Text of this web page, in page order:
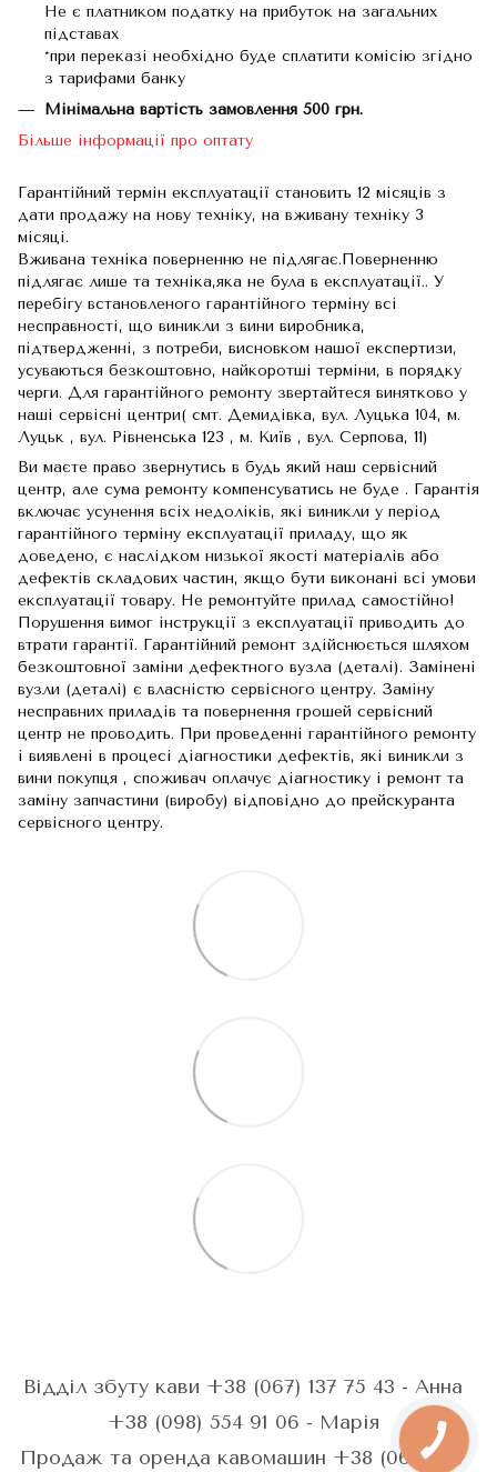
Не є платником податку на прибуток на загальних
підставах
*при переказі необхідно буде сплатити комісію згідно
з тарифами банку
Мінімальна вартість замовлення 500 грн.
Більше інформації про оптату
Гарантійний термін експлуатації становить 12 місяців з
дати продажу на нову техніку, на вживану техніку 3
місяці.
Вживана техніка поверненню не підлягає.Поверненню
підлягає лише та техніка,яка не була в експлуатації.. У
перебігу встановленого гарантійного терміну всі
несправності, що виникли з вини виробника,
підтвердженні, з потреби, висновком нашої експертизи,
усуваються безкоштовно, найкоротші терміни, в порядку
черги. Для гарантійного ремонту звертайтеся винятково у
наші сервісні центри( смт. Демидівка, вул. Луцька 104, м.
Луцьк , вул. Рівненська 123 , м. Київ , вул. Серпова, 11)
Ви маєте право звернутись в будь який наш сервісний
центр, але сума ремонту компенсуватись не буде . Гарантія
включає усунення всіх недоліків, які виникли у період
гарантійного терміну експлуатації приладу, що як
доведено, є наслідком низької якості матеріалів або
дефектів складових частин, якщо бути виконані всі умови
експлуатації товару. Не ремонтуйте прилад самостійно!
Порушення вимог інструкції з експлуатації приводить до
втрати гарантії. Гарантійний ремонт здійснюється шляхом
безкоштовної заміни дефектного вузла (деталі). Замінені
вузли (деталі) є власністю сервісного центру. Заміну
несправних приладів та повернення грошей сервісний
центр не проводить. При проведенні гарантійного ремонту
і виявлені в процесі діагностики дефектів, які виникли з
вини покупця , споживач оплачує діагностику і ремонт та
заміну запчастини (виробу) відповідно до прейскуранта
сервісного центру.
Відділ збуту кави +38 (067) 137 75 43 - Анна
+38 (098) 554 91 06 - Марія
Продаж та оренда кавомашин +38 (067) 287